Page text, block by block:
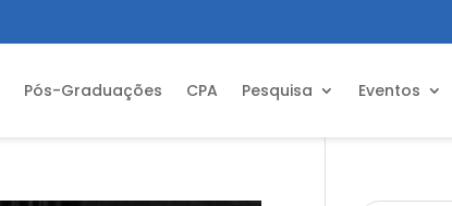
Pós-Graduações CPA Pesquisa Eventos